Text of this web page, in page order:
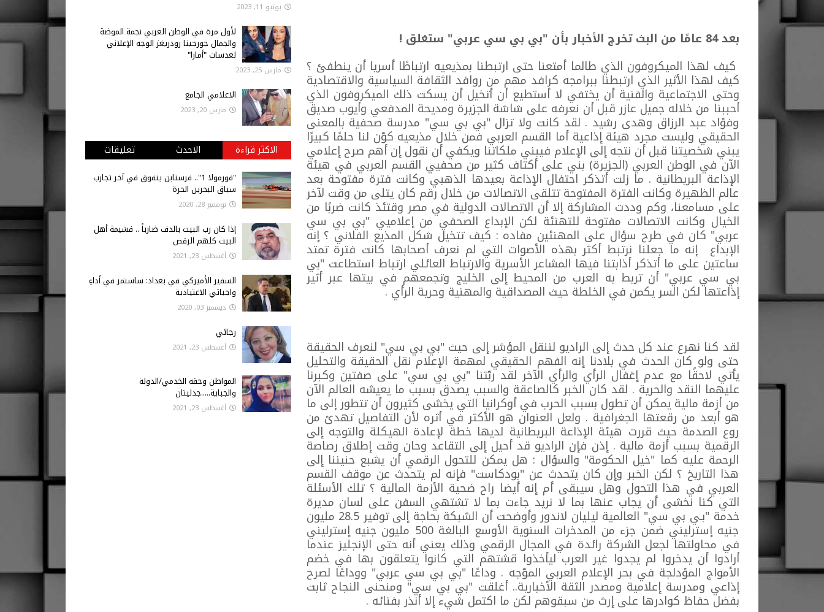
بعد 84 عامًا من البث تخرج الأخبار بأن "بي بي سي عربي" ستغلق !
كيف لهذا الميكروفون الذي طالما أمتعنا حتى ارتبطنا بمذيعيه ارتباطًا أسريا أن ينطفئ ؟
كيف لهذا الأثير الذي ارتبطنا ببرامجه كرافد مهم من روافد الثقافة السياسية والاقتصادية
وحتى الاجتماعية والفنية أن يختفي لا أستطيع أن أتخيل أن يسكت ذلك الميكروفون الذي
أحببنا من خلاله جميل عازر قبل أن نعرفه على شاشة الجزيرة ومديحة المدفعي وأيوب صديق
وفؤاد عبد الرزاق وهدى رشيد . لقد كانت ولا تزال "بي بي سي" مدرسة صحفية بالمعنى
الحقيقي وليست مجرد هيئة إذاعية أما القسم العربي فمن خلال مذيعيه كوّن لنا حلمًا كبيرًا
يبني شخصيتنا قبل أن نتجه إلى الإعلام فيبني ملكاتنا ويكفي أن نقول إن أهم صرح إعلامي
الآن في الوطن العربي (الجزيرة) بني على أكتاف كثير من صحفيي القسم العربي في هيئة
الإذاعة البريطانية . ما زلت أتذكر احتفال الإذاعة بعيدها الذهبي وكانت فترة مفتوحة بعد
عالم الظهيرة وكانت الفترة المفتوحة تتلقى الاتصالات من خلال رقم كان يتلى من وقت لآخر
على مسامعنا، وكم وددت المشاركة إلا أن الاتصالات الدولية في مصر وقتئذ كانت ضربًا من
الخيال وكانت الاتصالات مفتوحة للتهنئة لكن الإبداع الصحفي من إعلاميي "بي بي سي
عربي" كان في طرح سؤال على المهنئين مفاده : كيف تتخيل شكل المذيع الفلاني ؟ إنه
الإبداع إنه ما جعلنا نرتبط أكثر بهذه الأصوات التي لم نعرف أصحابها كانت فترة تمتد
ساعتين على ما أتذكر أذابتنا فيها المشاعر الأسرية والارتباط العائلي ارتباط استطاعت "بي
بي سي عربي" أن تربط به العرب من المحيط إلى الخليج وتجمعهم في بيتها عبر أثير
إذاعتها لكن السر يكمن في الخلطة حيث المصداقية والمهنية وحرية الرأي .
لقد كنا نهرع عند كل حدث إلى الراديو لننقل المؤشر إلى حيث "بي بي سي" لنعرف الحقيقة
حتى ولو كان الحدث في بلادنا إنه الفهم الحقيقي لمهمة الإعلام نقل الحقيقة والتحليل
يأتي لاحقًا مع عدم إغفال الرأي والرأي الآخر لقد ربّتنا "بي بي سي" على صفتين وكبرنا
عليهما النقد والحرية . لقد كان الخبر كالصاعقة والسبب يصدق بسبب ما يعيشه العالم الآن
من أزمة مالية يمكن أن تطول بسبب الحرب في أوكرانيا التي يخشى كثيرون أن تتطور إلى ما
هو أبعد من رقعتها الجغرافية . ولعل العنوان هو الأكثر في أثره لأن التفاصيل تهدئ من
روع الصدمة حيث قررت هيئة الإذاعة البريطانية لديها خطة لإعادة الهيكلة والتوجه إلى
الرقمية بسبب أزمة مالية . إذن فإن الراديو قد أحيل إلى التقاعد وحان وقت إطلاق رصاصة
الرحمة عليه كما "خيل الحكومة" والسؤال : هل يمكن للتحول الرقمي أن يشبع حنيننا إلى
هذا التاريخ ؟ لكن الخبر وإن كان يتحدث عن "بودكاست" فإنه لم يتحدث عن موقف القسم
العربي في هذا التحول وهل سيبقى أم إنه أيضا راح ضحية الأزمة المالية ؟ تلك الأسئلة
التي كنا نخشى أن يجاب عنها بما لا نريد جاءت بما لا تشتهي السفن على لسان مديرة
خدمة "بـي بي سي" العالمية ليليان لاندور وأوضحت أن الشبكة بحاجة إلى توفير 28.5 مليون
جنيه إسترليني ضمن جزء من المدخرات السنوية الأوسع البالغة 500 مليون جنيه إسترليني
في محاولتها لجعل الشركة رائدة في المجال الرقمي وذلك يعني أنه حتى الإنجليز عندما
أرادوا أن يدخروا لم يجدوا غير العرب ليأخذوا قشتهم التي كانوا يتعلقون بها في خضم
الأمواج المؤدلجة في بحر الإعلام العربي الموّجه . وداعًا "بي بي سي عربي" ووداعًا لصرح
إذاعي ومدرسة إعلامية ومصدر الثقة الأخبارية.. أغلقت "بي بي سي" ومنحنى النجاح ثابت
بفضل حفاظ كوادرها على إرث من سبقوهم لكن ما اكتمل شيء إلا أنذر بفنائه .
يونيو 11, 2023
لأول مرة في الوطن العربي نجمة الموضة
والجمال جورجينا رودريغز الوجه الإعلاني
لعدسات "أمارا"
مارس 25, 2023
الاعلامي الجامع
مارس 20, 2023
الاكثر قراءة الاحدث تعليقات
"فورمولا 1".. فرستابن يتفوق في آخر تجارب
سباق البحرين الحرة
نوفمبر 28, 2020
إذا كان رب البيت بالدف ضارباً .. فشيمة أهل
البيت كلهم الرقص
أغسطس 23, 2021
السفير الأميركي في بغداد: ساستمر في أداءِ
واجباتي الاعتيادية
ديسمبر 03, 2020
رجائي
أغسطس 23, 2021
المواطن وحقه الخدمي/الدولة
والجباية.....جدليتان
أغسطس 23, 2021